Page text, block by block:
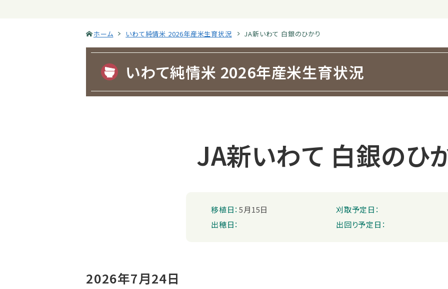
ホーム いわて純情米 2026年産米生育状況 JA新いわて 白銀のひかり
いわて純情米 2026年産米生育状況
JA新いわて 白銀のひ
移植日：5月15日
出穂日：
刈取予定日：
出回り予定日：
2026年7月24日